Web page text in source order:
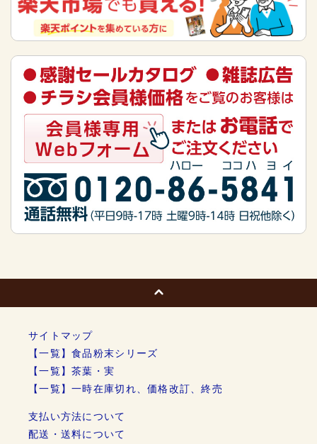
サイトマップ
【一覧】食品粉末シリーズ
【一覧】茶葉・実
【一覧】一時在庫切れ、価格改訂、終売
支払い方法について
配送・送料について